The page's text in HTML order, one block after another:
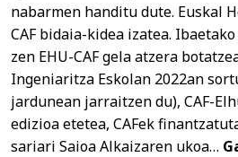
nabarmen handitu dute. Euskal
CAF bidaia-kidea izatea.
zen EHU-CAF gela atzera
Ingeniaritza Eskolan 2022an
jardunean jarraitzen du), CAF-
edizioa etetea, CAFek
sariari Saioa Alkaizaren ukoa…